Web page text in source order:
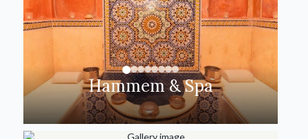
Hammem & Spa